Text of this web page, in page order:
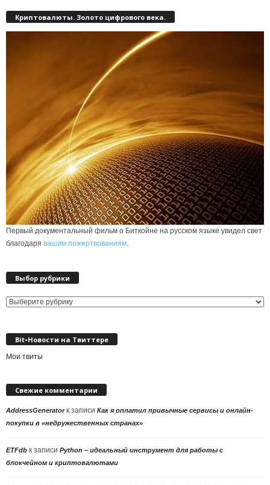
Криптовалюты. Золото цифрового века.
Первый документальный фильм о Биткойне на русском языке увидел свет
благодаря вашим пожертвованиям
Выбор рубрики
Выбор
Bit•Новости на Твиттере
Мои твиты
Свежие комментарии
AddressGeneratorк записи Как я оплатил привычные сервисы и онлайн-
покупки в «недружественных странах»
ETFdb к записи Python – идеальный инструмент для работы с
блокчейном и криптовалютами